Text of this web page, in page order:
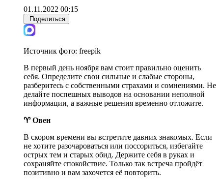
01.11.2022 00:15
Поделиться
Источник фото: freepik
В первый день ноября вам стоит правильно оценить
себя. Определите свои сильные и слабые стороны,
разберитесь с собственными страхами и сомнениями. Не
делайте поспешных выводов на основании неполной
информации, а важные решения временно отложите.
♈ Овен
В скором времени вы встретите давних знакомых. Если
не хотите разочароваться или поссориться, избегайте
острых тем и старых обид. Держите себя в руках и
сохраняйте спокойствие. Только так встреча пройдёт
позитивно и вам захочется её повторить.